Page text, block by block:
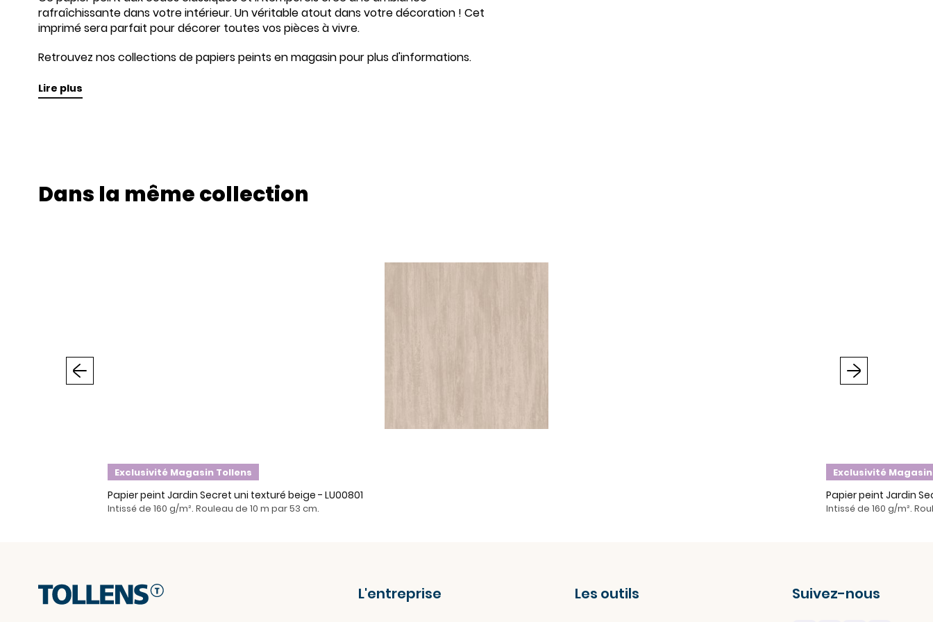
rafraîchissante dans votre intérieur. Un véritable atout dans votre décoration ! Cet
imprimé sera parfait pour décorer toutes vos pièces à vivre.
Retrouvez nos collections de papiers peints en magasin pour plus d'informations.
Lire plus
Dans la même collection
Exclusivité Magasin Tollens
Papier peint Jardin Secret uni texturé beige - LU00801
Intissé de 160 g/m². Rouleau de 10 m par 53 cm.
Exclusivité
Papier peint Jardin
Intissé de 160 g/m².
L'entreprise Les outils Suivez-nous